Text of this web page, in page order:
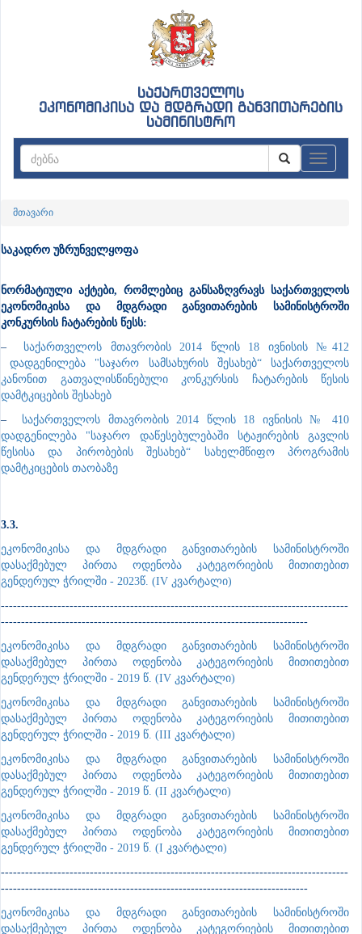
საქართველოს
ეკონომიკისა და მდგრადი განვითარების
სამინისტრო
მთავარი
საკადრო უზრუნველყოფა
ნორმატიული აქტები, რომლებიც განსაზღვრავს საქართველოს
ეკონომიკისა და მდგრადი განვითარების სამინისტროში
კონკურსის ჩატარების წესს:
– საქართველოს მთავრობის 2014 წლის 18 ივნისის №412
დადგენილება "საჯარო სამსახურის შესახებ“ საქართველოს
კანონით გათვალისწინებული კონკურსის ჩატარების წესის
დამტკიცების შესახებ
– საქართველოს მთავრობის 2014 წლის 18 ივნისის № 410
დადგენილება "საჯარო დაწესებულებაში სტაჟირების გავლის
წესისა და პირობების შესახებ“ სახელმწიფო პროგრამის
დამტკიცების თაობაზე
3.3.
ეკონომიკისა და მდგრადი განვითარების სამინისტროში
დასაქმებულ პირთა ოდენობა კატეგორიების მითითებით
გენდერულ ჭრილში - 2023წ. (IV კვარტალი)
--------------------------------------------------------------------------------------
----------------------------------------------------------------------------
ეკონომიკისა და მდგრადი განვითარების სამინისტროში
დასაქმებულ პირთა ოდენობა კატეგორიების მითითებით
გენდერულ ჭრილში - 2019 წ. (IV კვარტალი)
ეკონომიკისა და მდგრადი განვითარების სამინისტროში
დასაქმებულ პირთა ოდენობა კატეგორიების მითითებით
გენდერულ ჭრილში - 2019 წ. (III კვარტალი)
ეკონომიკისა და მდგრადი განვითარების სამინისტროში
დასაქმებულ პირთა ოდენობა კატეგორიების მითითებით
გენდერულ ჭრილში - 2019 წ. (II კვარტალი)
ეკონომიკისა და მდგრადი განვითარების სამინისტროში
დასაქმებულ პირთა ოდენობა კატეგორიების მითითებით
გენდერულ ჭრილში - 2019 წ. (I კვარტალი)
--------------------------------------------------------------------------------------
----------------------------------------------------------------------------
ეკონომიკისა და მდგრადი განვითარების სამინისტროში
დასაქმებულ პირთა ოდენობა კატეგორიების მითითებით